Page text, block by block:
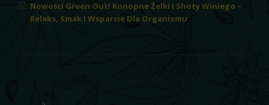
Nowości Green Out! Konopne Żelki I Shoty Winiego –
Relaks, Smak I Wsparcie Dla Organizmu